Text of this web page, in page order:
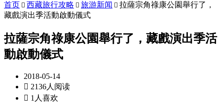
首页  西藏旅行攻略  旅游新闻  拉薩宗角祿康公園舉行了，
藏戲演出季活動啟動儀式
拉薩宗角祿康公園舉行了，藏戲演出季活
動啟動儀式
2018-05-14
 2136人阅读
 1人喜欢